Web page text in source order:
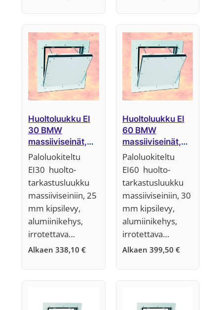
Huoltoluukku EI
30 BMW
massiiviseinät,
25 mm,
Järjestelmä F5
Paloluokiteltu
EI30 huolto-
tarkastusluukku
massiiviseiniin, 25
mm kipsilevy,
alumiinikehys,
irrotettava…
Alkaen 338,10 €
Huoltoluukku EI
60 BMW
massiiviseinät,
30 mm,
Järjestelmä F5
Paloluokiteltu
EI60 huolto-
tarkastusluukku
massiiviseiniin, 30
mm kipsilevy,
alumiinikehys,
irrotettava…
Alkaen 399,50 €